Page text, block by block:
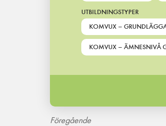
UTBILDNINGSTYPER
KOMVUX –
KOMVUX – ÄMNESNIVÅ
Föregående